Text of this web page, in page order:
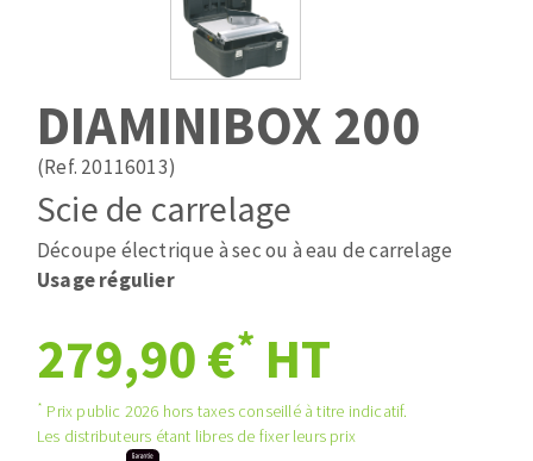
Pose des joints
Fraises carbure
Fers et plaquettes
Lames de scie à ruban
ABRASIFS APPLIQUÉS
Disques auto-agrippant
Patins
Bandes abrasives
Disques fibre et papier
Feuilles 230 x 280 mm
Cales à poncer et patins
Plateaux supports
DISQUES ABRASIFS
Meules d'ébarbage
TRAITEMENT DE SURFACE
DIAMINIBOX 200
(Ref. 20116013)
Scie de carrelage
Découpe électrique à sec ou à eau de carrelage
Usage régulier
279,90 €* HT
* Prix public 2026 hors taxes conseillé à titre indicatif.
Les distributeurs étant libres de fixer leurs prix